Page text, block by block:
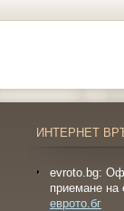
ИНТЕРНЕТ
evroto.bg:
приемане на
еврото.бг